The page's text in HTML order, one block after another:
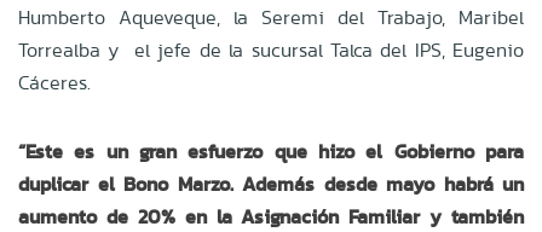
Humberto Aqueveque, la Seremi del Trabajo, Maribel
Torrealba y el jefe de la sucursal Talca del IPS, Eugenio
Cáceres.
“Este es un gran esfuerzo que hizo el Gobierno para
duplicar el Bono Marzo. Además desde mayo habrá un
aumento de 20% en la Asignación Familiar y también